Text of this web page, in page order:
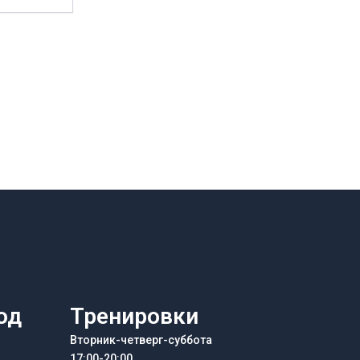
Тренировки
Вторник-четверг-суббота